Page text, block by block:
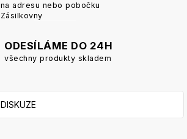
na adresu nebo pobočku
Zásilkovny
ODESÍLÁME DO 24H
všechny produkty skladem
DISKUZE